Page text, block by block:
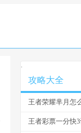
.
攻略大全